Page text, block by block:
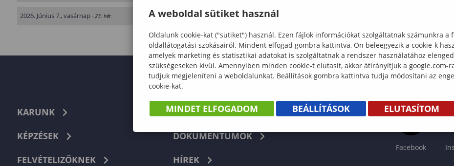
2026. Június 7., vasárnap - 23. hét
KARUNK
KÉPZÉSEK
FELVÉTELIZŐKNEK
TELEFONKÖNYV
DOKUMENTUMOK
HÍREK
Facebook
A weboldal sütiket használ
Oldalunk cookie-kat ("sütiket") használ. Ezen fájlok információkat szolgáltatnak számunkra a
oldallátogatási szokásairól. Mindent elfogad gombra kattintva, Ön beleegyezik a cookie-k
amelyek marketing és statisztikai adatokat is szolgáltatnak a rendszer használatához
szükségeseken kívül. Amennyiben minden cookie-t elutasít, akkor átirányítjuk a google.com-
tudjuk megjeleníteni a weboldalunkat. Beállítások gombra kattintva tudja módosítani az
cookie-kat.
MINDET ELFOGADOM BEÁLLÍTÁSOK ELUTASÍTOM